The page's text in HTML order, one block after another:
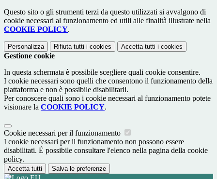
Questo sito o gli strumenti terzi da questo utilizzati si avvalgono di
cookie necessari al funzionamento ed utili alle finalità illustrate nella
COOKIE POLICY.
Personalizza Rifiuta tutti i cookies Accetta tutti i cookies
Gestione cookie
In questa schermata è possibile scegliere quali cookie consentire.
I cookie necessari sono quelli che consentono il funzionamento della
piattaforma e non è possibile disabilitarli.
Per conoscere quali sono i cookie necessari al funzionamento potete
visionare la COOKIE POLICY.
Cookie necessari per il funzionamento
I cookie necessari per il funzionamento non possono essere
disabilitati. È possibile consultare l'elenco nella pagina della cookie
policy.
Accetta tutti Salva le preferenze